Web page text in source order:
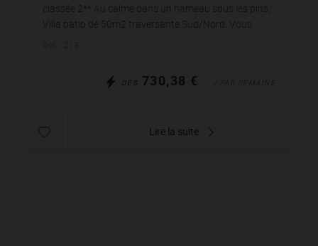
classée 2** Au calme dans un hameau sous les pins,
Villa patio de 50m2 traversante Sud/Nord. Vous
DÈS 730,38 €
Lire la suite